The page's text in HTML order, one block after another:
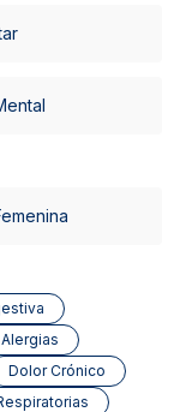
Alergias
Dolor Crónico